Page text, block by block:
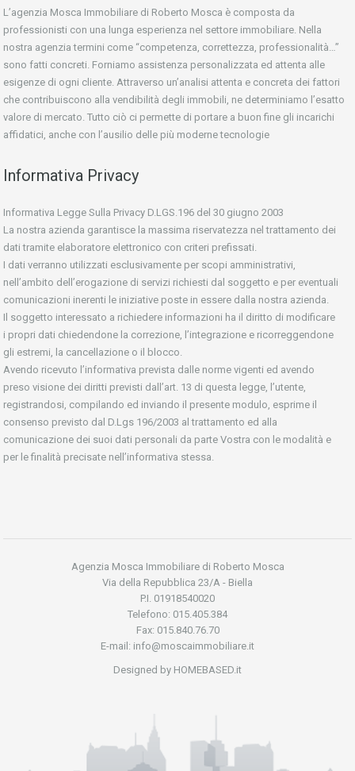
L’agenzia Mosca Immobiliare di Roberto Mosca è composta da
professionisti con una lunga esperienza nel settore immobiliare. Nella
nostra agenzia termini come “competenza, correttezza, professionalità…”
sono fatti concreti. Forniamo assistenza personalizzata ed attenta alle
esigenze di ogni cliente. Attraverso un’analisi attenta e concreta dei fattori
che contribuiscono alla vendibilità degli immobili, ne determiniamo l’esatto
valore di mercato. Tutto ciò ci permette di portare a buon fine gli incarichi
affidatici, anche con l’ausilio delle più moderne tecnologie
Informativa Privacy
Informativa Legge Sulla Privacy D.LGS.196 del 30 giugno 2003
La nostra azienda garantisce la massima riservatezza nel trattamento dei
dati tramite elaboratore elettronico con criteri prefissati.
I dati verranno utilizzati esclusivamente per scopi amministrativi,
nell’ambito dell’erogazione di servizi richiesti dal soggetto e per eventuali
comunicazioni inerenti le iniziative poste in essere dalla nostra azienda.
Il soggetto interessato a richiedere informazioni ha il diritto di modificare
i propri dati chiedendone la correzione, l’integrazione e ricorreggendone
gli estremi, la cancellazione o il blocco.
Avendo ricevuto l’informativa prevista dalle norme vigenti ed avendo
preso visione dei diritti previsti dall’art. 13 di questa legge, l’utente,
registrandosi, compilando ed inviando il presente modulo, esprime il
consenso previsto dal D.Lgs 196/2003 al trattamento ed alla
comunicazione dei suoi dati personali da parte Vostra con le modalità e
per le finalità precisate nell’informativa stessa.
Agenzia Mosca Immobiliare di Roberto Mosca
Via della Repubblica 23/A - Biella
P.I. 01918540020
Telefono: 015.405.384
Fax: 015.840.76.70
E-mail: info@moscaimmobiliare.it
Designed by HOMEBASED.it